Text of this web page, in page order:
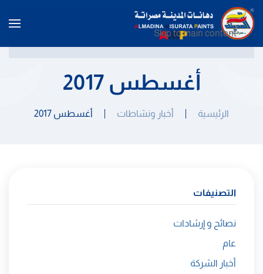
Skip to main content
أغسطس 2017
الرئيسية أخبار ونشاطات أغسطس 2017
التصنيفات
نصائح و إرشادات
عام
أخبار الشركة